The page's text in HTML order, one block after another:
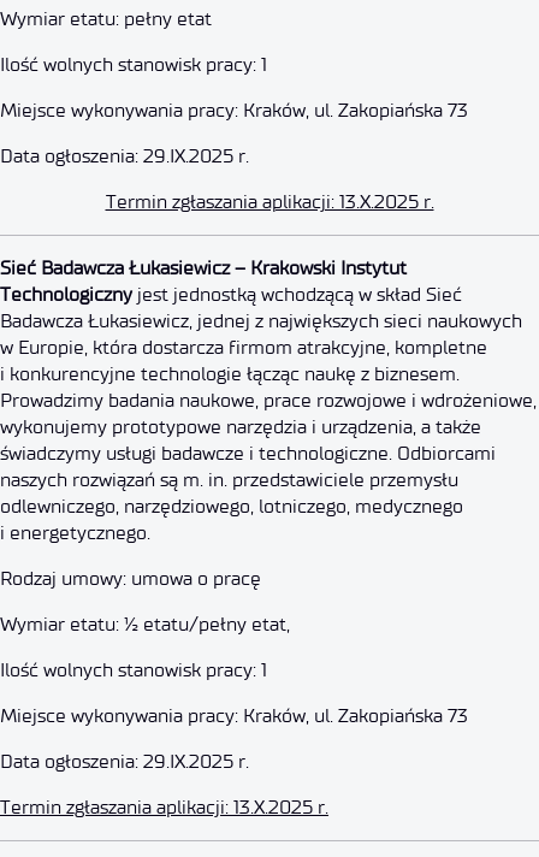
Wymiar etatu: pełny etat
Ilość wolnych stanowisk pracy: 1
Miejsce wykonywania pracy: Kraków, ul. Zakopiańska 73
Data ogłoszenia: 29.IX.2025 r.
Termin zgłaszania aplikacji: 13.X.2025 r.
Specjalista ds. Płac
13 października 2025
Sieć Badawcza Łukasiewicz – Krakowski Instytut
Technologiczny jest jednostką wchodzącą w skład Sieć
Badawcza Łukasiewicz, jednej z największych sieci naukowych
w Europie, która dostarcza firmom atrakcyjne, kompletne
i konkurencyjne technologie łącząc naukę z biznesem.
Prowadzimy badania naukowe, prace rozwojowe i wdrożeniowe,
wykonujemy prototypowe narzędzia i urządzenia, a także
świadczymy usługi badawcze i technologiczne. Odbiorcami
naszych rozwiązań są m. in. przedstawiciele przemysłu
odlewniczego, narzędziowego, lotniczego, medycznego
i energetycznego.
Rodzaj umowy: umowa o pracę
Wymiar etatu: ½ etatu/pełny etat,
Ilość wolnych stanowisk pracy: 1
Miejsce wykonywania pracy: Kraków, ul. Zakopiańska 73
Data ogłoszenia: 29.IX.2025 r.
Termin zgłaszania aplikacji: 13.X.2025 r.